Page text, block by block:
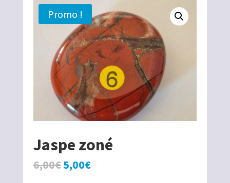
Promo !
Jaspe zoné
6,00€Le
5,00€Le